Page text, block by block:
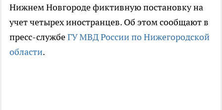
Нижнем Новгороде фиктивную постановку на
учет четырех иностранцев. Об этом сообщают в
пресс-службеГУ МВД России по Нижегородской
области.